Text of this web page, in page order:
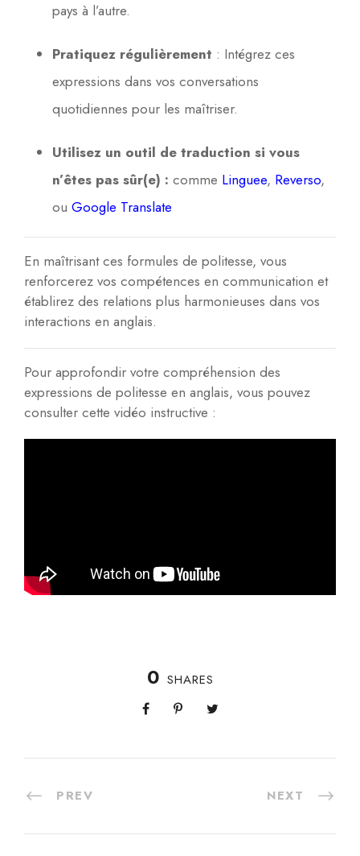
pays à l’autre.
Pratiquez régulièrement : Intégrez ces
expressions dans vos conversations
quotidiennes pour les maîtriser.
Utilisez un outil de traduction si vous
n’êtes pas sûr(e) : comme Linguee, Reverso,
ou Google Translate
En maîtrisant ces formules de politesse, vous
renforcerez vos compétences en communication et
établirez des relations plus harmonieuses dans vos
interactions en anglais.
Pour approfondir votre compréhension des
expressions de politesse en anglais, vous pouvez
consulter cette vidéo instructive :
0 SHARES
PREV NEXT